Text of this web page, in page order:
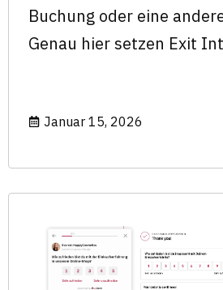
Buchung oder eine
Genau hier setzen Exit
Januar 15, 2026